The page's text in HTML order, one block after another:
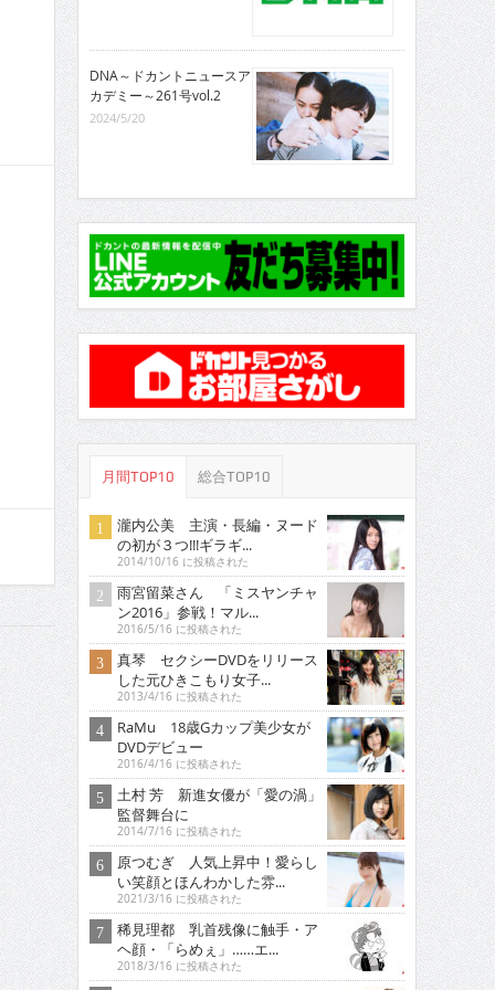
DNA～ドカントニュースア
カデミー～261号vol.2
2024/5/20
月間TOP10 総合TOP10
瀧内公美 主演・長編・ヌード
の初が３つ!!!ギラギ...
2014/10/16 に投稿された
雨宮留菜さん 「ミスヤンチャ
ン2016」参戦！マル...
2016/5/16 に投稿された
真琴 セクシーDVDをリリース
した元ひきこもり女子...
2013/4/16 に投稿された
RaMu 18歳Gカップ美少女が
DVDデビュー
2016/4/16 に投稿された
土村 芳 新進女優が「愛の渦」
監督舞台に
2014/7/16 に投稿された
原つむぎ 人気上昇中！愛らし
い笑顔とほんわかした雰...
2021/3/16 に投稿された
稀見理都 乳首残像に触手・ア
ヘ顔・「らめぇ」……エ...
2018/3/16 に投稿された